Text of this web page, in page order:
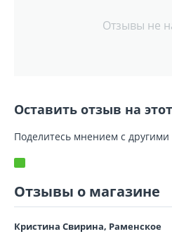
Отзывы не
Оставить отзыв на
Поделитесь мнением с другими
Отзывы о магазине
Кристина Свирина, Раменское